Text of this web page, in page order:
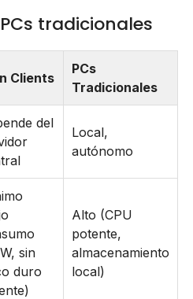
tradicionales
Clients
PCs
Tradicionales
del
Local,
autónomo
sin
duro
Alto (CPU
potente,
almacenamiento
local)